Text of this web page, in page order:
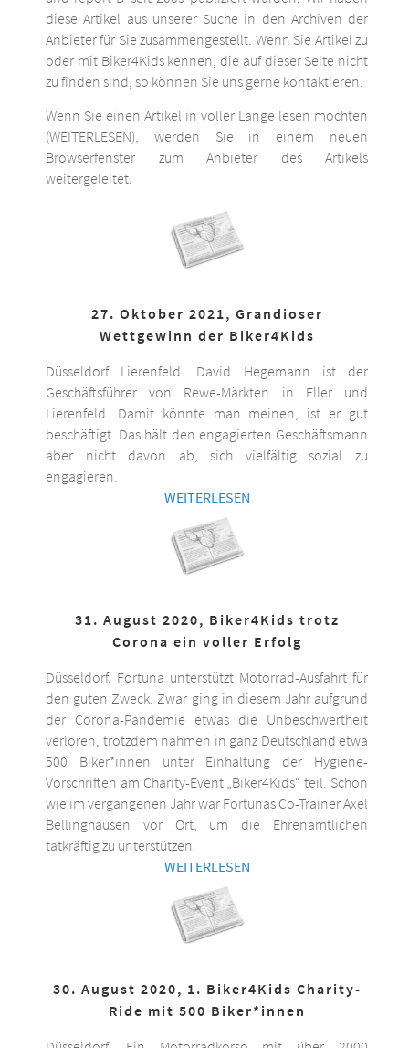
diese Artikel aus unserer Suche in den Archiven der
Anbieter für Sie zusammengestellt. Wenn Sie Artikel zu
oder mit Biker4Kids kennen, die auf dieser Seite nicht
zu finden sind, so können Sie uns gerne kontaktieren.
Wenn Sie einen Artikel in voller Länge lesen möchten
(WEITERLESEN), werden Sie in einem neuen
Browserfenster zum Anbieter des Artikels
weitergeleitet.
27. Oktober 2021, Grandioser
Wettgewinn der Biker4Kids
Düsseldorf Lierenfeld. David Hegemann ist der
Geschäftsführer von Rewe-Märkten in Eller und
Lierenfeld. Damit könnte man meinen, ist er gut
beschäftigt. Das hält den engagierten Geschäftsmann
aber nicht davon ab, sich vielfältig sozial zu
engagieren.
WEITERLESEN
31. August 2020, Biker4Kids trotz
Corona ein voller Erfolg
Düsseldorf. Fortuna unterstützt Motorrad-Ausfahrt für
den guten Zweck. Zwar ging in diesem Jahr aufgrund
der Corona-Pandemie etwas die Unbeschwertheit
verloren, trotzdem nahmen in ganz Deutschland etwa
500 Biker*innen unter Einhaltung der Hygiene-
Vorschriften am Charity-Event „Biker4Kids“ teil. Schon
wie im vergangenen Jahr war Fortunas Co-Trainer Axel
Bellinghausen vor Ort, um die Ehrenamtlichen
tatkräftig zu unterstützen.
WEITERLESEN
30. August 2020, 1. Biker4Kids Charity-
Ride mit 500 Biker*innen